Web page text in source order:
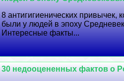
8 антигигиенических привычек,
были у людей в эпоху
Интересные факты...
30 недооцененных фактов о